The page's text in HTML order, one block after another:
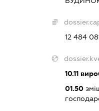
12 484
10.11
01.50